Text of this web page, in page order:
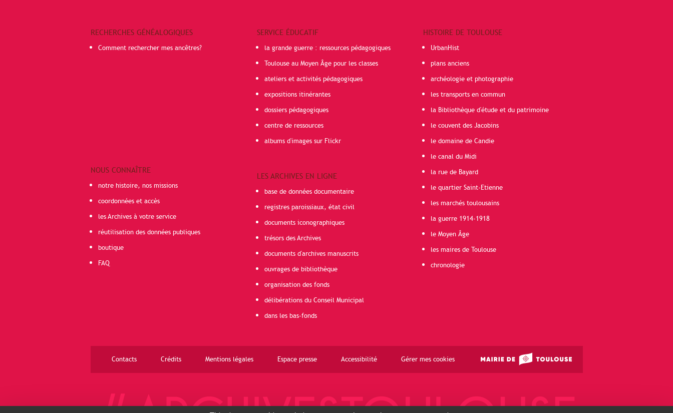
RECHERCHES GÉNÉALOGIQUES
Comment rechercher mes ancêtres?
NOUS CONNAÎTRE
notre histoire, nos missions
coordonnées et accès
les Archives à votre service
réutilisation des données publiques
boutique
FAQ
SERVICE ÉDUCATIF
la grande guerre : ressources pédagogiques
Toulouse au Moyen Âge pour les classes
ateliers et activités pédagogiques
expositions itinérantes
dossiers pédagogiques
centre de ressources
albums d'images sur Flickr
LES ARCHIVES EN LIGNE
base de données documentaire
registres paroissiaux, état civil
documents iconographiques
trésors des Archives
documents d'archives manuscrits
ouvrages de bibliothèque
organisation des fonds
délibérations du Conseil Municipal
dans les bas-fonds
HISTOIRE DE TOULOUSE
UrbanHist
plans anciens
archéologie et photographie
les transports en commun
la Bibliothèque d'étude et du patrimoine
le couvent des Jacobins
le domaine de Candie
le canal du Midi
la rue de Bayard
le quartier Saint-Etienne
les marchés toulousains
la guerre 1914-1918
le Moyen Âge
les maires de Toulouse
chronologie
Contacts Crédits Mentions légales Espace presse Accessibilité Gérer mes cookies